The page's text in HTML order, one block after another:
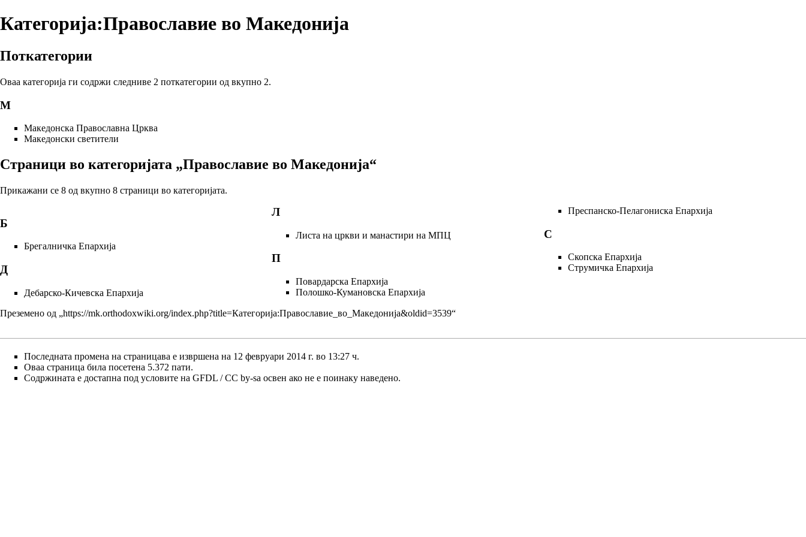
Категорија:Православие во Македонија
Поткатегории
Оваа категорија ги содржи следниве 2 поткатегории од вкупно 2.
М
Македонска Православна Црква
Македонски светители
Страници во категоријата „Православие во Македонија“
Прикажани се 8 од вкупно 8 страници во категоријата.
Б
Брегалничка Епархија
Д
Дебарско-Кичевска Епархија
Л
Листа на цркви и манастири на МПЦ
П
Повардарска Епархија
Полошко-Кумановска Епархија
Преспанско-Пелагониска Епархија
С
Скопска Епархија
Струмичка Епархија
Преземено од „https://mk.orthodoxwiki.org/index.php?title=Категорија:Православие_во_Македонија&oldid=3539“
Последната промена на страницава е извршена на 12 февруари 2014 г. во 13:27 ч.
Оваа страница била посетена 5.372 пати.
Содржината е достапна под условите на GFDL / CC by-sa освен ако не е поинаку наведено.